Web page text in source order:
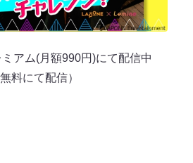
アム(月額990円)にて配信中
料にて配信）